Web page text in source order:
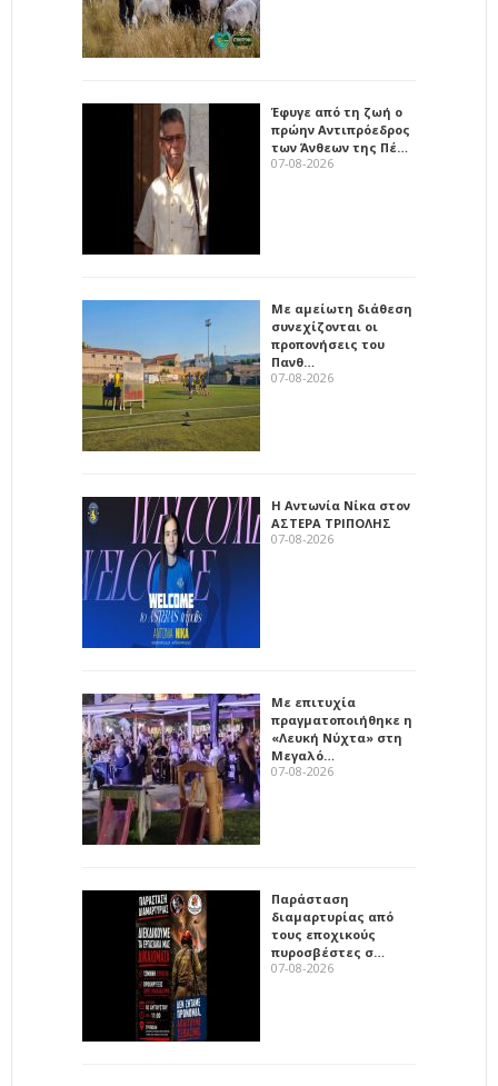
Έφυγε από τη ζωή ο
πρώην Αντιπρόεδρος
των Άνθεων της Πέ…
07-08-2026
Με αμείωτη διάθεση
συνεχίζονται οι
προπονήσεις του
Πανθ…
07-08-2026
Η Αντωνία Νίκα στον
ΑΣΤΕΡΑ ΤΡΙΠΟΛΗΣ
07-08-2026
Με επιτυχία
πραγματοποιήθηκε η
«Λευκή Νύχτα» στη
Μεγαλό…
07-08-2026
Παράσταση
διαμαρτυρίας από
τους εποχικούς
πυροσβέστες σ…
07-08-2026